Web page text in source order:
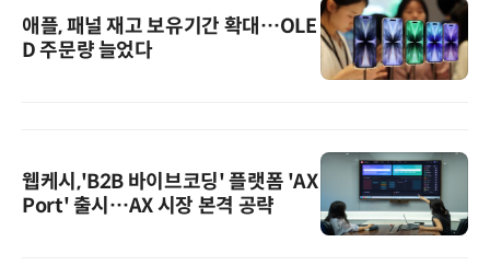
애플, 패널 재고 보유기간 확대…OLE
D 주문량 늘었다
웹케시,'B2B 바이브코딩' 플랫폼 'AX
Port' 출시…AX 시장 본격 공략